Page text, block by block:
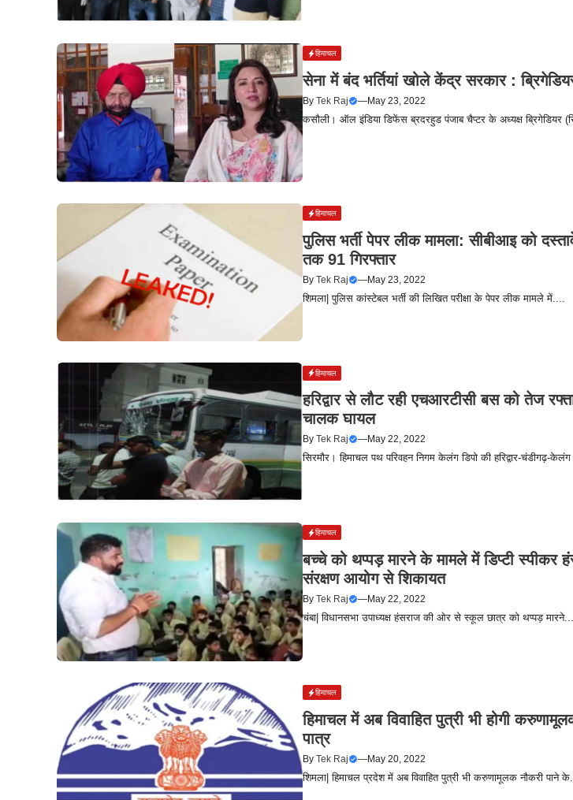
हिमाचल
सेना में बंद भर्तियां खोले केंद्र सरकार :
ByTek Raj —May 23, 2022
कसौली। ऑल इंडिया डिफेंस ब्रदरहुड पंजाब चैप्टर के अध्यक्ष ब्रिगेडियर
हिमाचल
पुलिस भर्ती पेपर लीक मामला: सीबीआइ को
तक 91 गिरफ्तार
ByTek Raj —May 23, 2022
शिमला| पुलिस कांस्टेबल भर्ती की लिखित परीक्षा के पेपर लीक मामले में....
हिमाचल
हरिद्वार से लौट रही एचआरटीसी बस को तेज
चालक घायल
ByTek Raj —May 22, 2022
सिरमौर। हिमाचल पथ परिवहन निगम केलंग डिपो की हरिद्वार-चंडीगढ़-
हिमाचल
बच्‍चे को थप्‍पड़ मारने के मामले में डिप्‍टी स्‍पीकर
संरक्षण आयोग से शिकायत
ByTek Raj —May 22, 2022
चंबा| विधानसभा उपाध्यक्ष हंसराज की ओर से स्कूल छात्र को थप्पड़ मारने....
हिमाचल
हिमाचल में अब विवाहित पुत्री भी होगी
पात्र
ByTek Raj —May 20, 2022
शिमला| हिमाचल प्रदेश में अब विवाहित पुत्री भी करुणामूलक नौकरी पाने